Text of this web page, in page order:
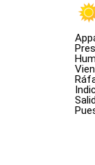
El dirigente
«La primera
INADI
Nacionalismo y
para coartar la
selectiva. Me
, que